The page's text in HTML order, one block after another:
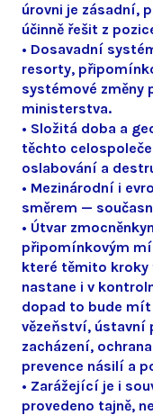
úrovni je zásadní,
účinně řešit z
• Dosavadní
resorty,
systémové změny
ministerstva.
• Složitá doba a
těchto
oslabování a
• Mezinárodní i
směrem —
• Útvar
připomínkovým
které těmito kroky
nastane i v
dopad to bude
vězeňství, ústavní
zacházení,
prevence násilí a
• Zarážející je i
provedeno tajně,